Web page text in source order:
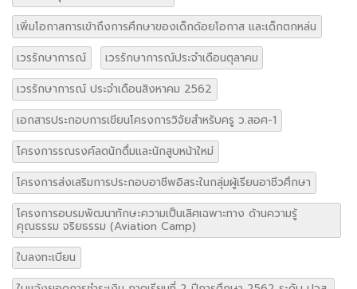
เพิ่มโอกาสการเข้าถึงการศึกษาของเด็กด้อยโอกาส และเด็กตกหล่น
เวรรักษาการณ์
เวรรักษาการณ์ประจำเดือนตุลาคม
เวรรักษาการณ์ ประจำเดือนสิงหาคม 2562
เอกสารประกอบการเขียนโครงการวิจัยสำหรับครู ว.สอศ-1
โครงการรณรงค์ลดนักดื่มและนักสูบหน้าใหม่
โครงการส่งเสริมการประกอบอาชีพอิสระในกลุ่มผู้เรียนอาชีวศึกษา
โครงการอบรมพัฒนาทักษะความเป็นเลิศเฉพาะทาง ด้านความรู้
คุณธรรม จริยธรรม (Aviation Camp)
ใบลงทะเบียน